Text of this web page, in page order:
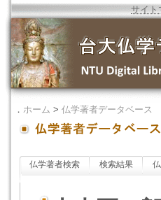
サイト
． ホーム > 仏学著者データベース
仏学著者検索 検索結果